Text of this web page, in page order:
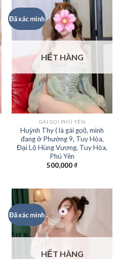
Đã xác minh
HẾT HÀNG
GÁI GỌI PHÚ YÊN
Huỳnh Thy ( là gái gọi), mình
đang ở Phường 9, Tuy Hòa,
Đại Lộ Hùng Vương, Tuy Hòa,
Phú Yên
500,000₫
Đã xác minh
HẾT HÀNG